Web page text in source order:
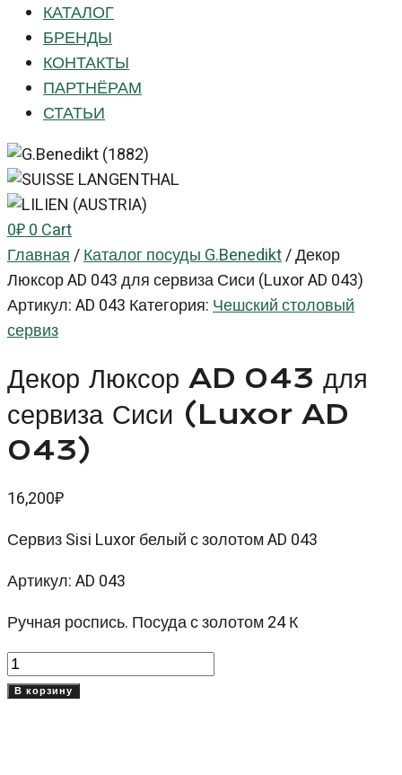
КАТАЛОГ
БРЕНДЫ
КОНТАКТЫ
ПАРТНЁРАМ
СТАТЬИ
0₽0Cart
Главная/Каталог посуды G.Benedikt/Декор
Люксор AD 043 для сервиза Сиси (Luxor AD 043)
Артикул:AD 043 Категория:Чешский столовый
сервиз
Декор Люксор AD 043 для
сервиза Сиси (Luxor AD
043)
16,200₽
Сервиз Sisi Luxor белый с золотом AD 043
Артикул: AD 043
Ручная роспись. Посуда с золотом 24 К
Количество
товара
В корзину